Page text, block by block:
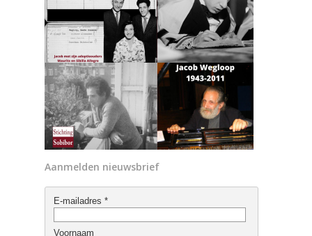
Aanmelden nieuwsbrief